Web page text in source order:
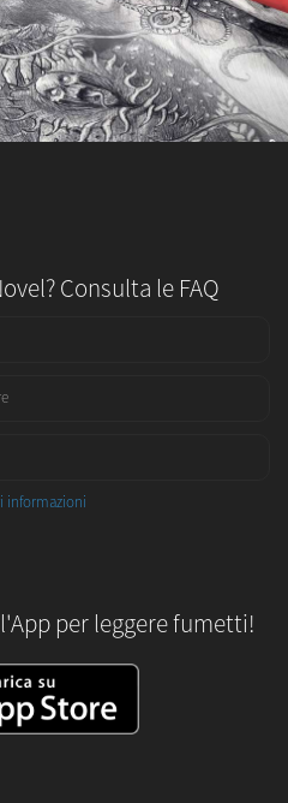
Consulta le FAQ
informazioni
per leggere fumetti!